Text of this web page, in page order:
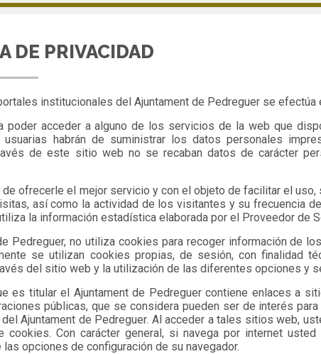
DE PRIVACIDAD
institucionales del Ajuntament de Pedreguer se efectúa
poder acceder a alguno de los servicios de la web que
habrán de suministrar los datos personales
de este sitio web no se recaban datos de carácter
de ofrecerle el mejor servicio y con el objeto de facilitar el
así como la actividad de los visitantes y su frecuencia
la información estadística elaborada por el Proveedor de
Pedreguer, no utiliza cookies para recoger información de
se utilizan cookies propias, de sesión, con finalidad
del sitio web y la utilización de las diferentes opciones y
es titular el Ajuntament de Pedreguer contiene enlaces a
públicas, que se considera pueden ser de interés
del Ajuntament de Pedreguer. Al acceder a tales sitios web,
cookies. Con carácter general, si navega por internet
opciones de configuración de su navegador.